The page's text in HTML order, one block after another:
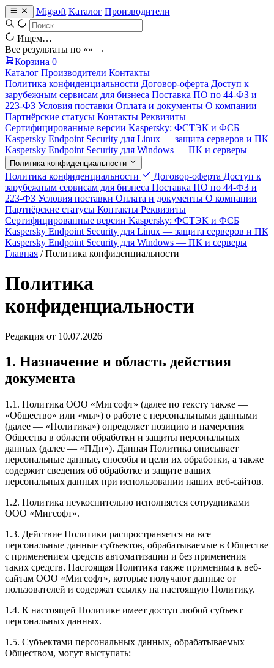
Migsoft Каталог Производители
Ищем…
Все результаты по «» →
Корзина 0
Каталог Производители Контакты
Политика конфиденциальности Договор-оферта Доступ к
зарубежным сервисам для бизнеса Поставка ПО по 44-ФЗ и
223-ФЗ Условия поставки Оплата и документы О компании
Партнёрские статусы Контакты Реквизиты
Сертифицированные версии Kaspersky: ФСТЭК и ФСБ
Kaspersky Endpoint Security для Linux — защита серверов и ПК
Kaspersky Endpoint Security для Windows — ПК и серверы
Политика конфиденциальности
Политика конфиденциальности Договор-оферта Доступ к
зарубежным сервисам для бизнеса Поставка ПО по 44-ФЗ и
223-ФЗ Условия поставки Оплата и документы О компании
Партнёрские статусы Контакты Реквизиты
Сертифицированные версии Kaspersky: ФСТЭК и ФСБ
Kaspersky Endpoint Security для Linux — защита серверов и ПК
Kaspersky Endpoint Security для Windows — ПК и серверы
Главная / Политика конфиденциальности
Политика
конфиденциальности
Редакция от 10.07.2026
1. Назначение и область действия
документа
1.1. Политика ООО «Мигсофт» (далее по тексту также —
«Общество» или «мы») о работе с персональными данными
(далее — «Политика») определяет позицию и намерения
Общества в области обработки и защиты персональных
данных (далее — «ПДн»). Данная Политика описывает
персональные данные, способы и цели их обработки, а также
содержит сведения об обработке и защите ваших
персональных данных при использовании наших веб-сайтов.
1.2. Политика неукоснительно исполняется сотрудниками
ООО «Мигсофт».
1.3. Действие Политики распространяется на все
персональные данные субъектов, обрабатываемые в Обществе
с применением средств автоматизации и без применения
таких средств. Настоящая Политика также применима к веб-
сайтам ООО «Мигсофт», которые получают данные от
пользователей и содержат ссылку на настоящую Политику.
1.4. К настоящей Политике имеет доступ любой субъект
персональных данных.
1.5. Субъектами персональных данных, обрабатываемых
Обществом, могут выступать: